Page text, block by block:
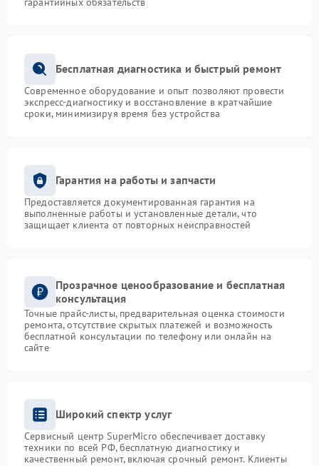
Бесплатная диагностика и быстрый ремонт
Современное оборудование и опыт позволяют провести
экспресс-диагностику и восстановление в кратчайшие
сроки, минимизируя время без устройства
Гарантия на работы и запчасти
Предоставляется документированная гарантия на
выполненные работы и установленные детали, что
защищает клиента от повторных неисправностей
Прозрачное ценообразование и бесплатная
консультация
Точные прайс-листы, предварительная оценка стоимости
ремонта, отсутствие скрытых платежей и возможность
бесплатной консультации по телефону или онлайн на
сайте
Широкий спектр услуг
Сервисный центр SuperMicro обеспечивает доставку
техники по всей РФ, бесплатную диагностику и
качественный ремонт, включая срочный ремонт. Клиенты